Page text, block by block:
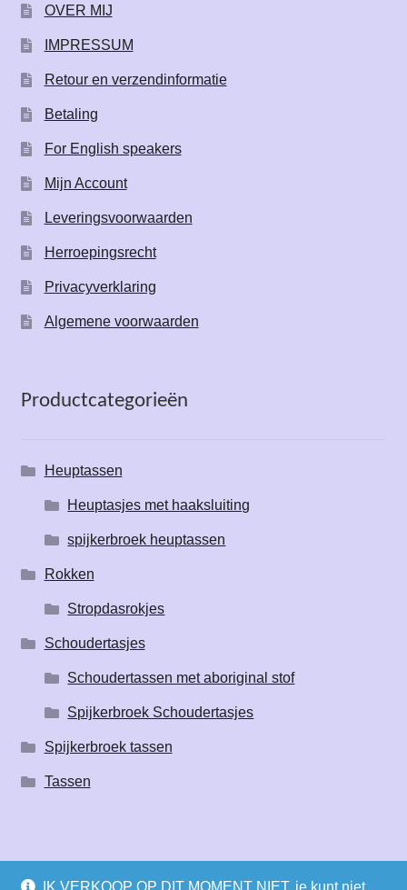
IK VERKOOP OP DIT MOMENT NIET, je kunt niet
OVER MIJ
IMPRESSUM
Retour en verzendinformatie
Betaling
For English speakers
Mijn Account
Leveringsvoorwaarden
Herroepingsrecht
Privacyverklaring
Algemene voorwaarden
Productcategorieën
Heuptassen
Heuptasjes met haaksluiting
spijkerbroek heuptassen
Rokken
Stropdasrokjes
Schoudertasjes
Schoudertassen met aboriginal stof
Spijkerbroek Schoudertasjes
Spijkerbroek tassen
Tassen